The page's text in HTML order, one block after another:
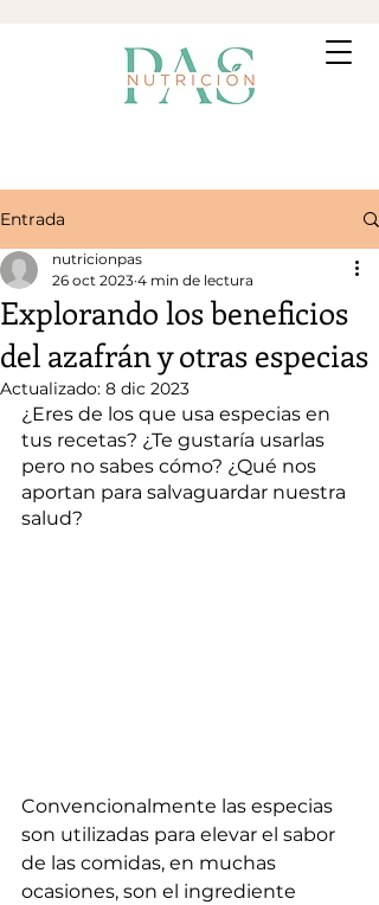
Entrada
Explorando los beneficios
del azafrán y otras especias
nutricionpas
26 oct 2023 4 min de lectura
Actualizado: 8 dic 2023
¿Eres de los que usa especias en
tus recetas? ¿Te gustaría usarlas
pero no sabes cómo? ¿Qué nos
aportan para salvaguardar nuestra
salud?
Convencionalmente las especias
son utilizadas para elevar el sabor
de las comidas, en muchas
ocasiones, son el ingrediente